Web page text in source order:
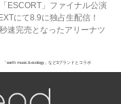
ESCORT」ファイナル公演
にて8.9に独占生配信！
速完売となったアリーナツ
「earth music＆ecology」など3ブランドとコラボ